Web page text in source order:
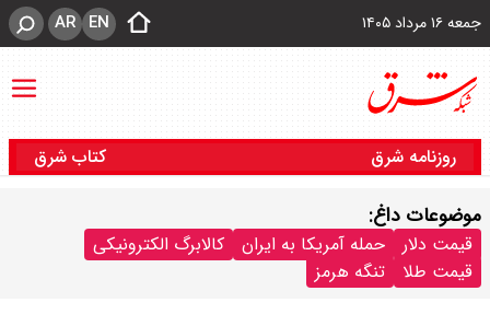
جمعه ۱۶ مرداد ۱۴۰۵ EN
AR
روزنامه شرق کتاب شرق
موضوعات داغ:
قیمت دلار حمله آمریکا به ایران
کالابرگ الکترونیکی
قیمت طلا
تنگه هرمز